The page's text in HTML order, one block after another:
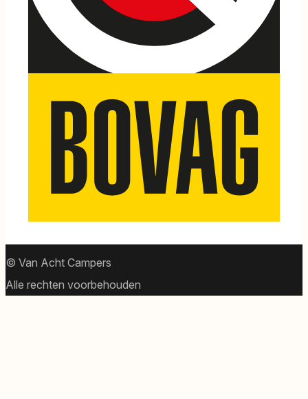
© Van Acht Campers
Alle rechten voorbehouden